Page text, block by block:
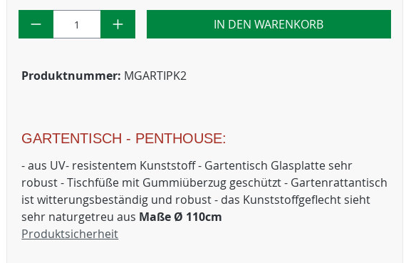
IN DEN WARENKORB
Produktnummer: MGARTIPK2
GARTENTISCH - PENTHOUSE:
- aus UV- resistentem Kunststoff - Gartentisch Glasplatte sehr
robust - Tischfüße mit Gummiüberzug geschützt - Gartenrattantisch
ist witterungsbeständig und robust - das Kunststoffgeflecht sieht
sehr naturgetreu aus Maße Ø 110cm
Produktsicherheit